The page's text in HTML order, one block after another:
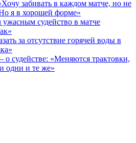
забивать в каждом матче, но не
я в хорошей форме»
судейство в матче
за отсутствие горячей воды в
судействе: «Меняются трактовки,
одни и те же»